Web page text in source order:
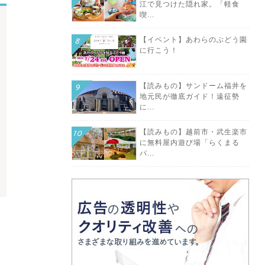
江で見つけた隠れ家。「軽食
喫...
【イベント】あわらのぶどう園
に行こう！
【読みもの】サンドーム福井を
地元民が徹底ガイド！遠征勢
に...
【読みもの】越前市・武生楽市
に無料屋内遊び場「らくまる
パ...